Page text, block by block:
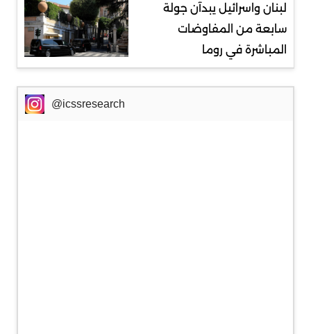
لبنان واسرائيل يبدآن جولة
سابعة من المفاوضات
المباشرة في روما
@icssresearch